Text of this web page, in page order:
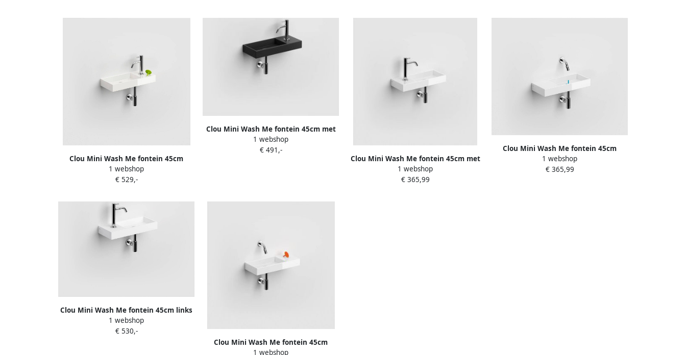
Clou Mini Wash Me fontein 45cm
rechts zonder plug min. marmer CL
03.08135
1 webshop
€ 529,-
Clou Mini Wash Me fontein 45cm met
kraangat rechts mat zwart CL
03.12236
1 webshop
€ 491,-
Clou Mini Wash Me fontein 45cm met
kraangat links wit keramiek CL
03.03134
1 webshop
€ 365,99
Clou Mini Wash Me fontein 45cm
zonder kraangat links wit keramiek CL
03.03135
1 webshop
€ 365,99
Clou Mini Wash Me fontein 45cm links
zonder plug aluite CL 03.13134
1 webshop
€ 530,-
Clou Mini Wash Me fontein 45cm
zonder kraangat rechts wit keramiek
1 webshop